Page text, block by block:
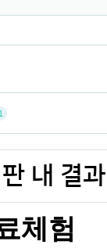
내 결과
체험